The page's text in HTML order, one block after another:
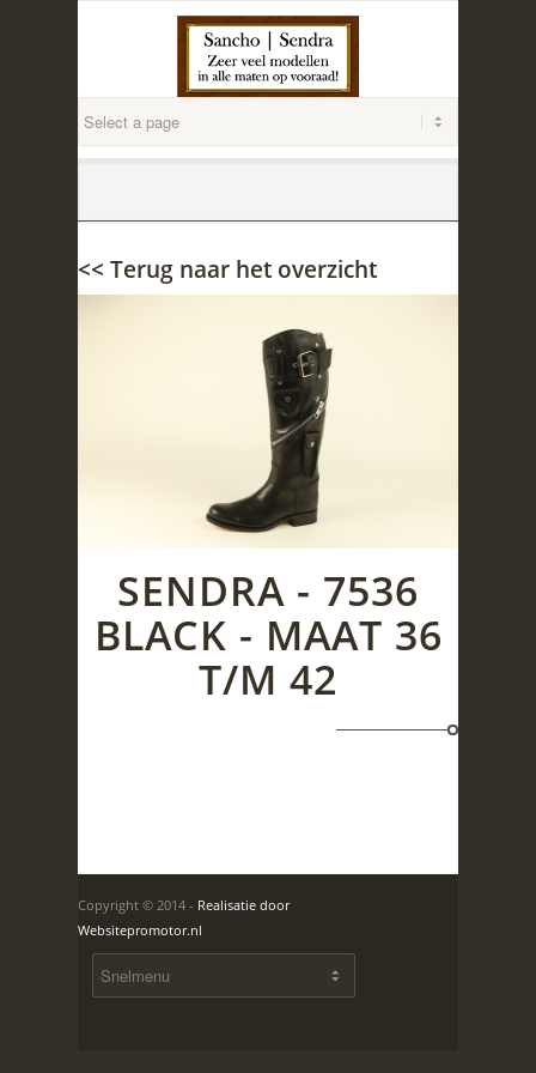
<< Terug naar het overzicht
SENDRA - 7536
BLACK - MAAT 36
T/M 42
Copyright © 2014 - Realisatie door
Websitepromotor.nl